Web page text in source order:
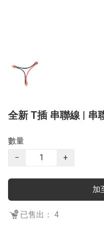
全新 T插 串聯線 | 串
數量
−
+
加
已售出： 4